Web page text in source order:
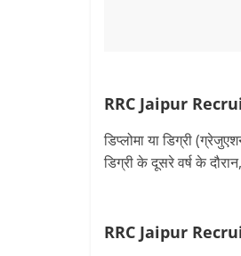
RRC Jaipur
डिप्लोमा या डिग्री
डिग्री के दूसरे वर्ष के
RRC Jaipur